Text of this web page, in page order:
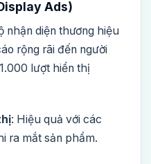
Ads)
nhận diện thương hiệu
rộng rãi đến người
lượt hiển thị
: Hiệu quả với các
ra mắt sản phẩm.